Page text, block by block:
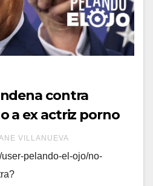
contra
a ex actriz porno
VILLANUEVA
pelando-el-ojo/no-